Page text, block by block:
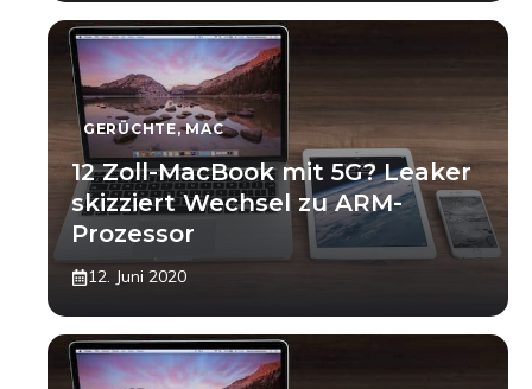
GERÜCHTE,MAC
12 Zoll-MacBook mit 5G? Leaker
skizziert Wechsel zu ARM-
Prozessor
12. Juni 2020